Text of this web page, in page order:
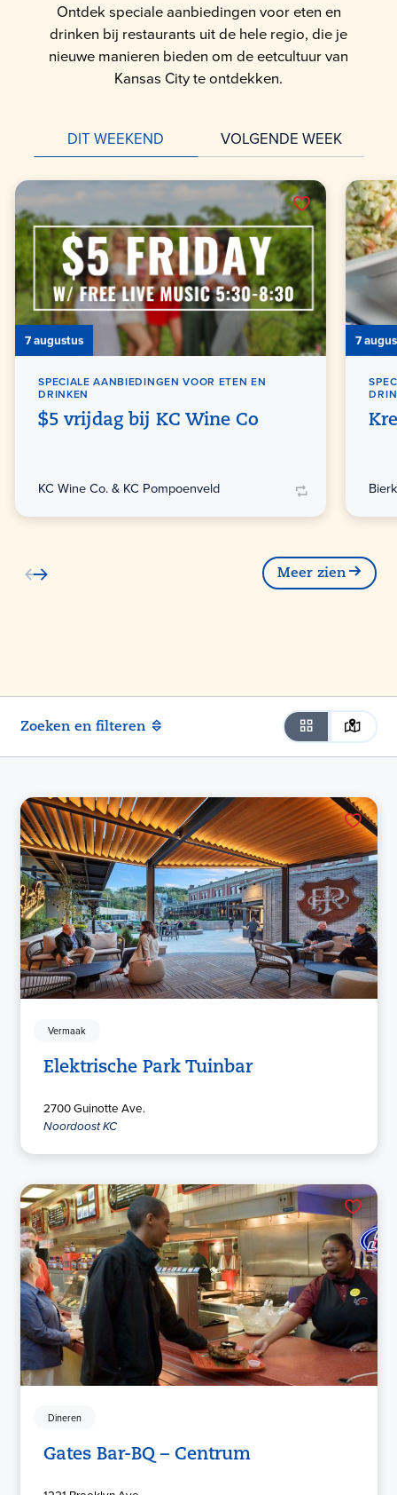
Ontdek speciale aanbiedingen voor eten en
drinken bij restaurants uit de hele regio, die je
nieuwe manieren bieden om de eetcultuur van
Kansas City te ontdekken.
DIT WEEKEND VOLGENDE WEEK
7 augustus
SPECIALE AANBIEDINGEN VOOR ETEN EN
DRINKEN
$5 vrijdag bij KC Wine Co
KC Wine Co. & KC Pompoenveld
7
Meer zien
Zoeken en filteren
Vermaak
Elektrische Park Tuinbar
2700 Guinotte Ave.
Noordoost KC
Dineren
Gates Bar-BQ – Centrum